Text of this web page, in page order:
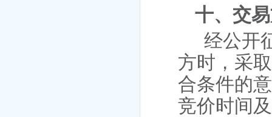
十、交
经公开
方时，采
合条件的
竞价时间